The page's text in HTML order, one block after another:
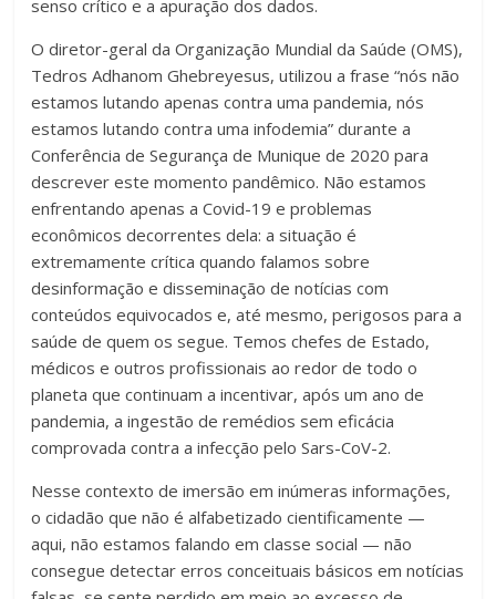
senso crítico e a apuração dos dados.
O diretor-geral da Organização Mundial da Saúde (OMS),
Tedros Adhanom Ghebreyesus, utilizou a frase “nós não
estamos lutando apenas contra uma pandemia, nós
estamos lutando contra uma infodemia” durante a
Conferência de Segurança de Munique de 2020 para
descrever este momento pandêmico. Não estamos
enfrentando apenas a Covid-19 e problemas
econômicos decorrentes dela: a situação é
extremamente crítica quando falamos sobre
desinformação e disseminação de notícias com
conteúdos equivocados e, até mesmo, perigosos para a
saúde de quem os segue. Temos chefes de Estado,
médicos e outros profissionais ao redor de todo o
planeta que continuam a incentivar, após um ano de
pandemia, a ingestão de remédios sem eficácia
comprovada contra a infecção pelo Sars-CoV-2.
Nesse contexto de imersão em inúmeras informações,
o cidadão que não é alfabetizado cientificamente —
aqui, não estamos falando em classe social — não
consegue detectar erros conceituais básicos em notícias